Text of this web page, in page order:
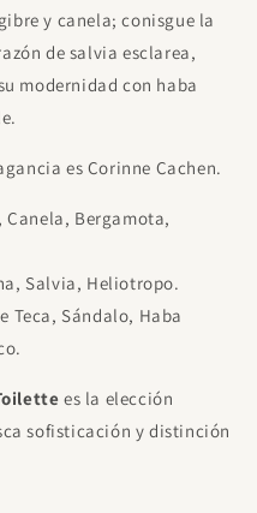
y canela; conisgue la
de salvia esclarea,
modernidad con haba
es Corinne Cachen.
Bergamota,
Salvia, Heliotropo.
Teca, Sándalo, Haba
es la elección
sofisticación y distinción